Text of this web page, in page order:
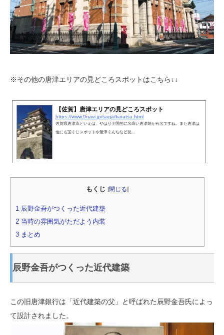
※その他の唐津エリアの見どころスポットはこちら↓↓
【佐賀】唐津エリアの見どころスポット
https://www.9navi.jp/saga/karatsu.html
佐賀県唐津市といえば、やはり全国的に名高い唐津焼が有名ですね。また唐津は
他にも宝くじスポットや唐津くんちなど見…
もくじ [閉じる]
1 辰野金吾がつくった近代建築
2 当時の雰囲気がただよう内装
3 まとめ
辰野金吾がつくった近代建築
この旧唐津銀行は「近代建築の父」と呼ばれた辰野金吾氏によっ
て設計されました。